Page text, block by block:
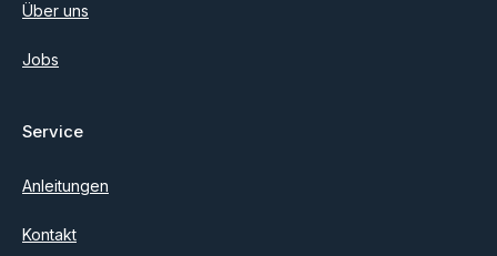
Über uns
Jobs
Service
Anleitungen
Kontakt